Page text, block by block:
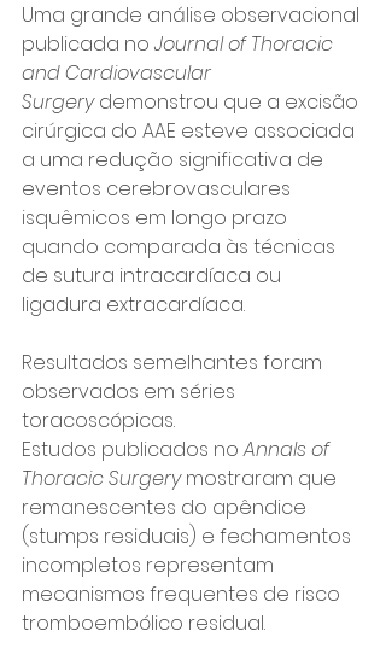
Uma grande análise observacional
publicada no Journal of Thoracic
and Cardiovascular
Surgery demonstrou que a excisão
cirúrgica do AAE esteve associada
a uma redução significativa de
eventos cerebrovasculares
isquêmicos em longo prazo
quando comparada às técnicas
de sutura intracardíaca ou
ligadura extracardíaca.
Resultados semelhantes foram
observados em séries
toracoscópicas.
Estudos publicados no Annals of
Thoracic Surgery mostraram que
remanescentes do apêndice
(stumps residuais) e fechamentos
incompletos representam
mecanismos frequentes de risco
tromboembólico residual.